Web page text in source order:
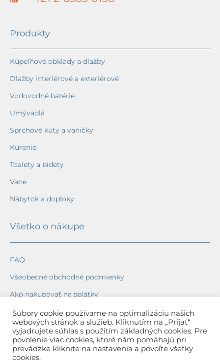
Produkty
Kúpeľňové obklady a dlažby
Dlažby interiérové a exteriérové
Vodovodné batérie
Umývadlá
Sprchové kúty a vaničky
Kúrenie
Toalety a bidety
Vane
Nábytok a doplnky
Všetko o nákupe
FAQ
Všeobecné obchodné podmienky
Ako nakupovať na splátky
Ochrana osobných údajov
Reklamačný poriadok
Spôsob a cena dopravy
Súbory cookie používame na optimalizáciu našich
webových stránok a služieb. Kliknutím na „Prijať“
vyjadrujete súhlas s použitím základných cookies. Pre
povolenie viac cookies, ktoré nám pomáhajú pri
prevádzke kliknite na nastavenia a povoľte všetky
cookies.